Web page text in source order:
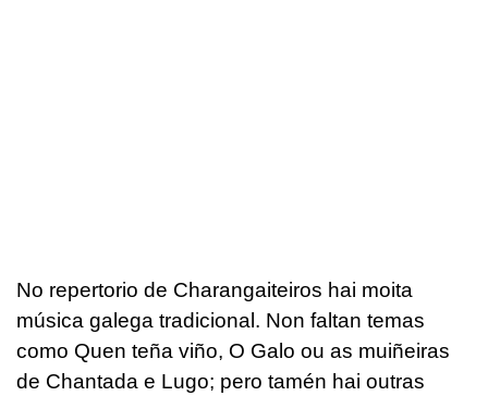
No repertorio de Charangaiteiros hai moita
música galega tradicional. Non faltan temas
como Quen teña viño, O Galo ou as muiñeiras
de Chantada e Lugo; pero tamén hai outras